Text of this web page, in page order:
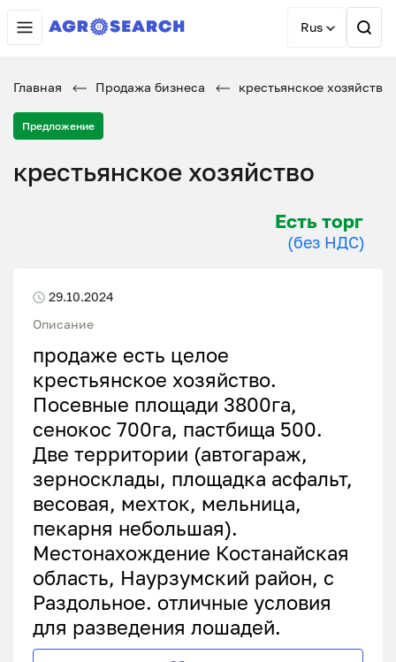
Rus
Главная Продажа бизнеса крестьянское хозяйство
Предложение
крестьянское хозяйство
Есть торг
(без НДС)
29.10.2024
Описание
продаже есть целое
крестьянское хозяйство.
Посевные площади 3800га,
сенокос 700га, пастбища 500.
Две территории (автогараж,
зерносклады, площадка асфальт,
весовая, мехток, мельница,
пекарня небольшая).
Местонахождение Костанайская
область, Наурзумский район, с
Раздольное. отличные условия
для разведения лошадей.